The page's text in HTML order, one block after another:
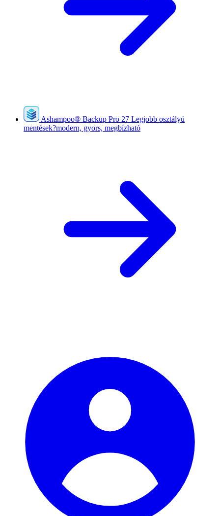
Ashampoo® Backup Pro 27 Legjobb osztályú
mentések?modern, gyors, megbízható